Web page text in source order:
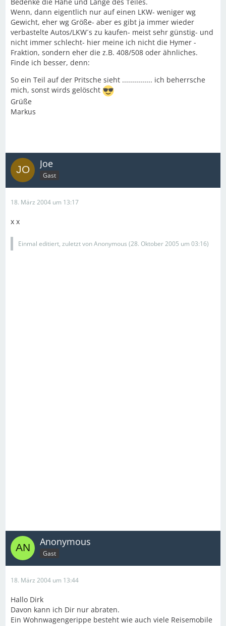
Wenn, dann eigentlich nur auf einen LKW- weniger wg
Gewicht, eher wg Größe- aber es gibt ja immer wieder
verbastelte Autos/LKW´s zu kaufen- meist sehr günstig- und
nicht immer schlecht- hier meine ich nicht die Hymer -
Fraktion, sondern eher die z.B. 408/508 oder ähnliches.
Finde ich besser, denn:
So ein Teil auf der Pritsche sieht ............... ich beherrsche
mich, sonst wirds gelöscht
Grüße
Markus
Joe
Gast
18. März 2004 um 13:17
x x
Einmal editiert, zuletzt von Anonymous (28. Oktober 2005 um 03:16)
Anonymous
Gast
18. März 2004 um 13:44
Hallo Dirk
Davon kann ich Dir nur abraten.
Ein Wohnwagengerippe besteht wie auch viele Reisemobile